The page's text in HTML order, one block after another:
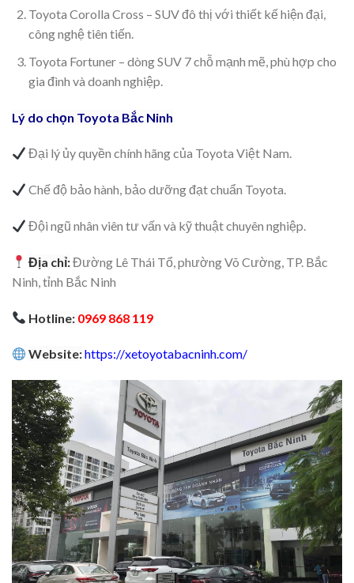
Toyota Corolla Cross – SUV đô thị với thiết kế hiện đại,
công nghệ tiên tiến.
Toyota Fortuner – dòng SUV 7 chỗ mạnh mẽ, phù hợp cho
gia đình và doanh nghiệp.
Lý do chọn Toyota Bắc Ninh
Đại lý ủy quyền chính hãng của Toyota Việt Nam.
Chế độ bảo hành, bảo dưỡng đạt chuẩn Toyota.
Đội ngũ nhân viên tư vấn và kỹ thuật chuyên nghiệp.
Địa chỉ:Đường Lê Thái Tổ, phường Võ Cường, TP. Bắc
Ninh, tỉnh Bắc Ninh
Hotline: 0969 868 119
Website:https://xetoyotabacninh.com/